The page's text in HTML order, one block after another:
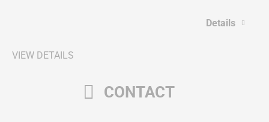
Details
VIEW DETAILS
CONTACT